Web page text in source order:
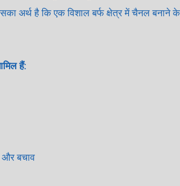
अर्थ है कि एक विशाल बर्फ क्षेत्र में चैनल
हैं:
और बचाव